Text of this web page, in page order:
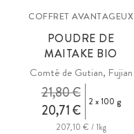
COFFRET AVANTAGEUX
POUDRE DE
MAITAKE BIO
Comté de Gutian, Fujian
20,71 €
21,80 € 2 x 100 g
207,10 € / 1kg